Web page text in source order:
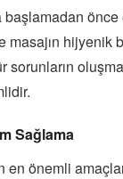
başlamadan
masajın hijyenik
sorunların
Sağlama
en önemli